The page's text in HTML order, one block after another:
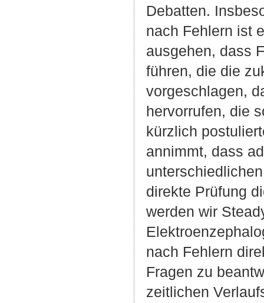
Debatten.
nach Fehlern ist
ausgehen, dass
führen, die die
vorgeschlagen,
hervorrufen, die
kürzlich
annimmt, dass
direkte Prüfung
werden wir
nach Fehlern
Fragen zu
zeitlichen